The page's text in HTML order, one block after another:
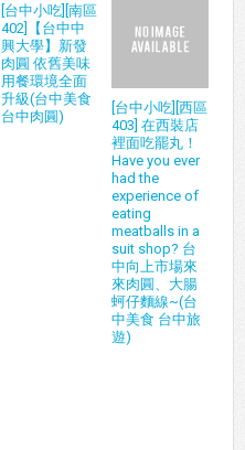
[台中小吃][南區
402]【台中中
興大學】新發
肉圓 依舊美味
用餐環境全面
升級(台中美食
台中肉圓)
[台中小吃][西區
403] 在西裝店
裡面吃罷丸！
Have you ever
had the
experience of
eating
meatballs in a
suit shop? 台
中向上市場來
來肉圓、大腸
蚵仔麵線~(台
中美食 台中旅
遊)